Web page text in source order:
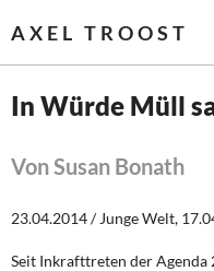
AXEL TROOST
Leitlinien linker
In Würde Müll
Von Susan Bonath
23.04.2014 / Junge Welt,
Seit Inkrafttreten der Agenda